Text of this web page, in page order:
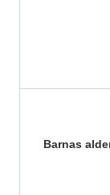
Barnas